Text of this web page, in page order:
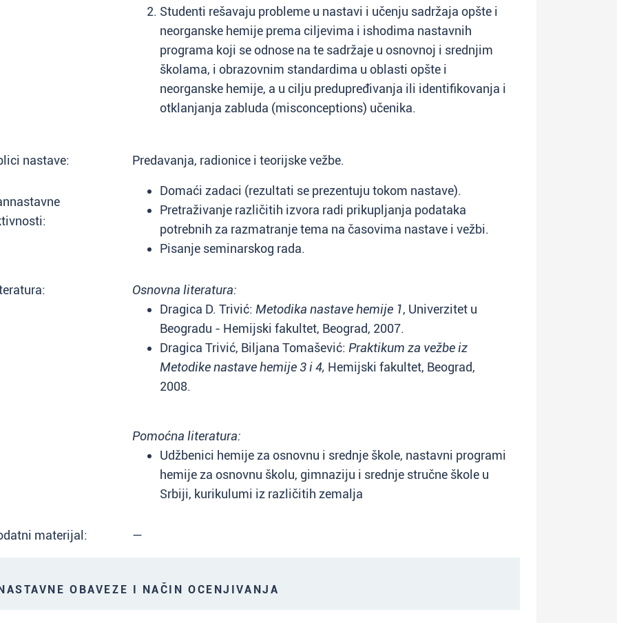
Studenti rešavaju probleme u nastavi i učenju sadržaja opšte i
neorganske hemije prema ciljevima i ishodima nastavnih
programa koji se odnose na te sadržaje u osnovnoj i srednjim
školama, i obrazovnim standardima u oblasti opšte i
neorganske hemije, a u cilju predupređivanja ili identifikovanja i
otklanjanja zabluda (misconceptions) učenika.
nastave: Predavanja, radionice i teorijske vežbe.
Domaći zadaci (rezultati se prezentuju tokom nastave).
Pretraživanje različitih izvora radi prikupljanja podataka
potrebnih za razmatranje tema na časovima nastave i vežbi.
Pisanje seminarskog rada.
Osnovna literatura:
Dragica D. Trivić: Metodika nastave hemije 1, Univerzitet u
Beogradu - Hemijski fakultet, Beograd, 2007.
Dragica Trivić, Biljana Tomašević: Praktikum za vežbe iz
Metodike nastave hemije 3 i 4, Hemijski fakultet, Beograd,
2008.
Pomoćna literatura:
Udžbenici hemije za osnovnu i srednje škole, nastavni programi
hemije za osnovnu školu, gimnaziju i srednje stručne škole u
Srbiji, kurikulumi iz različitih zemalja
materijal: —
OBAVEZE I NAČIN OCENJIVANJA